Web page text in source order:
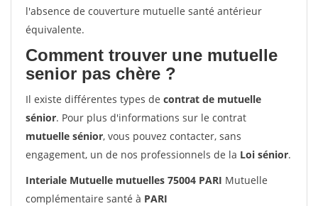
l'absence de couverture mutuelle santé antérieur
équivalente.
Comment trouver une mutuelle
senior pas chère ?
Il existe différentes types de contrat de mutuelle
sénior. Pour plus d'informations sur le contrat
mutuelle sénior, vous pouvez contacter, sans
engagement, un de nos professionnels de la Loi sénior.
Interiale Mutuelle mutuelles 75004 PARI Mutuelle
complémentaire santé à PARI